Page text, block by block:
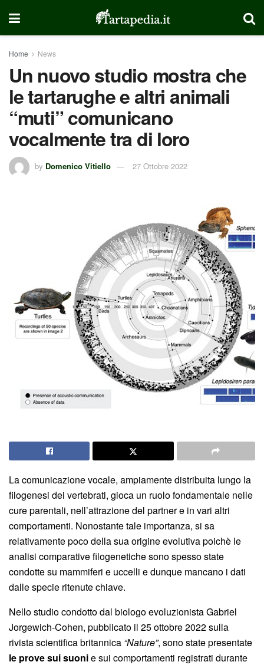
Home News
Un nuovo studio mostra che
le tartarughe e altri animali
“muti” comunicano
vocalmente tra di loro
by Domenico Vitiello 27 Ottobre 2022
La comunicazione vocale, ampiamente distribuita lungo la
filogenesi dei vertebrati, gioca un ruolo fondamentale nelle
cure parentali, nell’attrazione del partner e in vari altri
comportamenti. Nonostante tale importanza, si sa
relativamente poco della sua origine evolutiva poichè le
analisi comparative filogenetiche sono spesso state
condotte su mammiferi e uccelli e dunque mancano i dati
dalle specie ritenute chiave.
Nello studio condotto dal biologo evoluzionista Gabriel
Jorgewich-Cohen, pubblicato il 25 ottobre 2022 sulla
rivista scientifica britannica “Nature”, sono state presentate
le prove sui suonie sui comportamenti registrati durante